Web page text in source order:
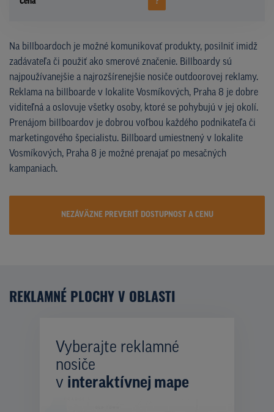
Na billboardoch je možné komunikovať produkty, posilniť imidž
zadávateľa či použiť ako smerové značenie. Billboardy sú
najpoužívanejšie a najrozšírenejšie nosiče outdoorovej reklamy.
Reklama na billboarde v lokalite Vosmíkových, Praha 8 je dobre
viditeľná a oslovuje všetky osoby, ktoré se pohybujú v jej okolí.
Prenájom billboardov je dobrou voľbou každého podnikateľa či
marketingového špecialistu. Billboard umiestnený v lokalite
Vosmíkových, Praha 8 je možné prenajať po mesačných
kampaniach.
NEZÁVÄZNE PREVERIŤ DOSTUPNOST A CENU
REKLAMNÉ PLOCHY V OBLASTI
Vyberajte reklamné
nosiče
v interaktívnej mape